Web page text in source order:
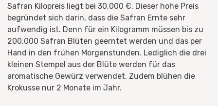
Safran Kilopreis liegt bei 30.000 €. Dieser hohe Preis
begründet sich darin, dass die Safran Ernte sehr
aufwendig ist. Denn für ein Kilogramm müssen bis zu
200.000 Safran Blüten geerntet werden und das per
Hand in den frühen Morgenstunden. Lediglich die drei
kleinen Stempel aus der Blüte werden für das
aromatische Gewürz verwendet. Zudem blühen die
Krokusse nur 2 Monate im Jahr.